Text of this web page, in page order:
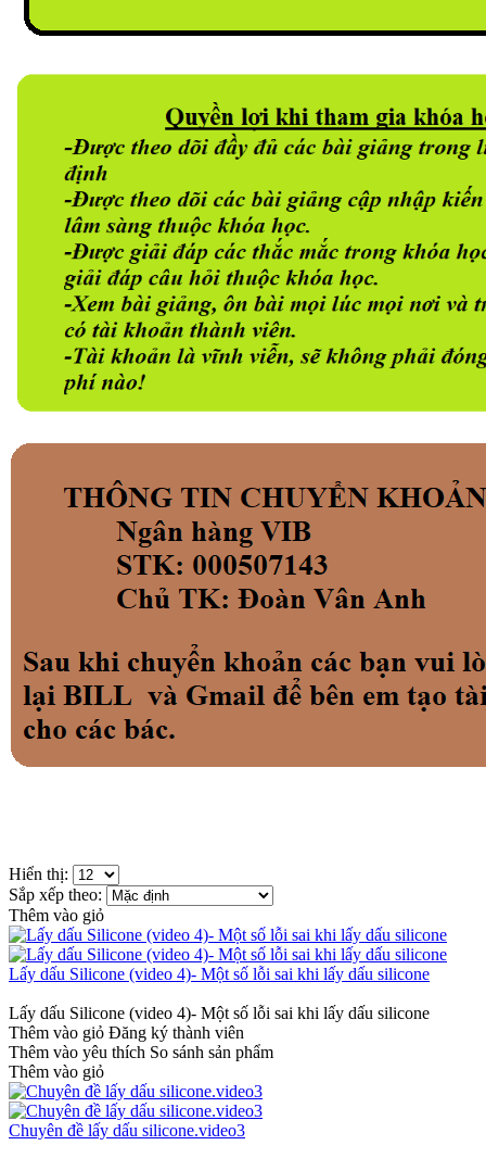
Hiển thị:
Sắp xếp theo:
Thêm vào giỏ
Lấy dấu Silicone (video 4)- Một số lỗi sai khi lấy dấu silicone
Lấy dấu Silicone (video 4)- Một số lỗi sai khi lấy dấu silicone
Thêm vào giỏ Đăng ký thành viên
Thêm vào yêu thích So sánh sản phẩm
Thêm vào giỏ
Chuyên đề lấy dấu silicone.video3